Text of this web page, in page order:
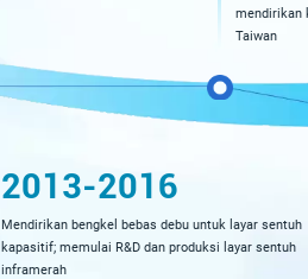
2013-2016
Mendirikan bengkel bebas debu untuk layar sentuh
kapasitif; memulai R&D dan produksi layar sentuh
inframerah
mendirikan
Taiwan